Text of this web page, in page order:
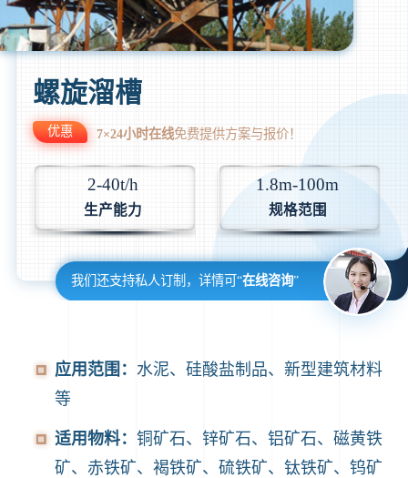
螺旋溜槽
优惠 7×24小时在线免费提供方案与报价！
2-40t/h
生产能力
1.8m-100m
规格范围
我们还支持私人订制，详情可“在线咨询”
应用范围： 水泥、硅酸盐制品、新型建筑材料
等
适用物料： 铜矿石、锌矿石、铝矿石、磁黄铁
矿、赤铁矿、褐铁矿、硫铁矿、钛铁矿、钨矿